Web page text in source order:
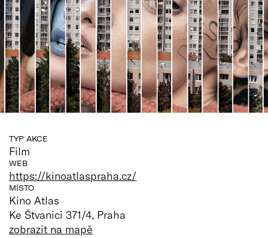
TYP AKCE
Film
WEB
https://kinoatlaspraha.cz/
MÍSTO
Kino Atlas
Ke Štvanici 371/4, Praha
zobrazit na mapě